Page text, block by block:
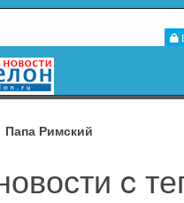
Папа Римский
c